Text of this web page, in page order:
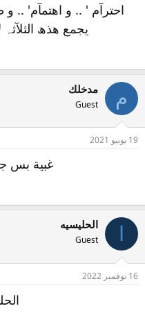
احترآم ' .. و اهتمآم'
يجمع ھذھ
م مدخلك
Guest
19 يونيو 2021
غبية بس
الحليسيه
Guest
16 نوفمبر 2022